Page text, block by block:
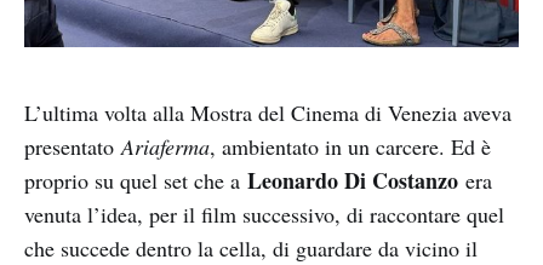
L’ultima volta alla Mostra del Cinema di Venezia aveva
presentatoAriaferma, ambientato in un carcere. Ed è
proprio su quel set che a Leonardo Di Costanzo era
venuta l’idea, per il film successivo, di raccontare quel
che succede dentro la cella, di guardare da vicino il